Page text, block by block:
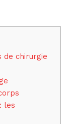
de chirurgie
les